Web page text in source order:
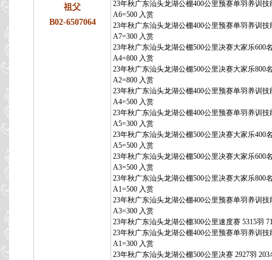
祖父
B02-6507064
23年秋广东汕头龙湖公棚400公里预赛单羽养训技
A6=500 入赏
23年秋广东汕头龙湖公棚400公里预赛单羽养训技
A7=300 入赏
23年秋广东汕头龙湖公棚500公里决赛大家乐600
A4=800 入赏
23年秋广东汕头龙湖公棚500公里决赛大家乐800
A2=800 入赏
23年秋广东汕头龙湖公棚400公里预赛单羽养训技
A4=500 入赏
23年秋广东汕头龙湖公棚400公里预赛单羽养训技
A5=300 入赏
23年秋广东汕头龙湖公棚500公里决赛大家乐400
A5=500 入赏
23年秋广东汕头龙湖公棚500公里决赛大家乐600
A3=500 入赏
23年秋广东汕头龙湖公棚500公里决赛大家乐800
A1=500 入赏
23年秋广东汕头龙湖公棚400公里预赛单羽养训技
A3=300 入赏
23年秋广东汕头龙湖公棚300公里速度赛 5315羽
23年秋广东汕头龙湖公棚400公里预赛单羽养训技
A1=300 入赏
23年秋广东汕头龙湖公棚500公里决赛 2927羽 203